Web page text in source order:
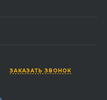
ЗАКАЗАТЬ ЗВОНОК